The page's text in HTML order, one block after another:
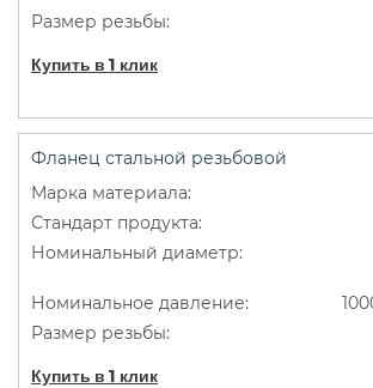
Купить в 1 клик
Фланец стальной резьбовой
Купить в 1 клик